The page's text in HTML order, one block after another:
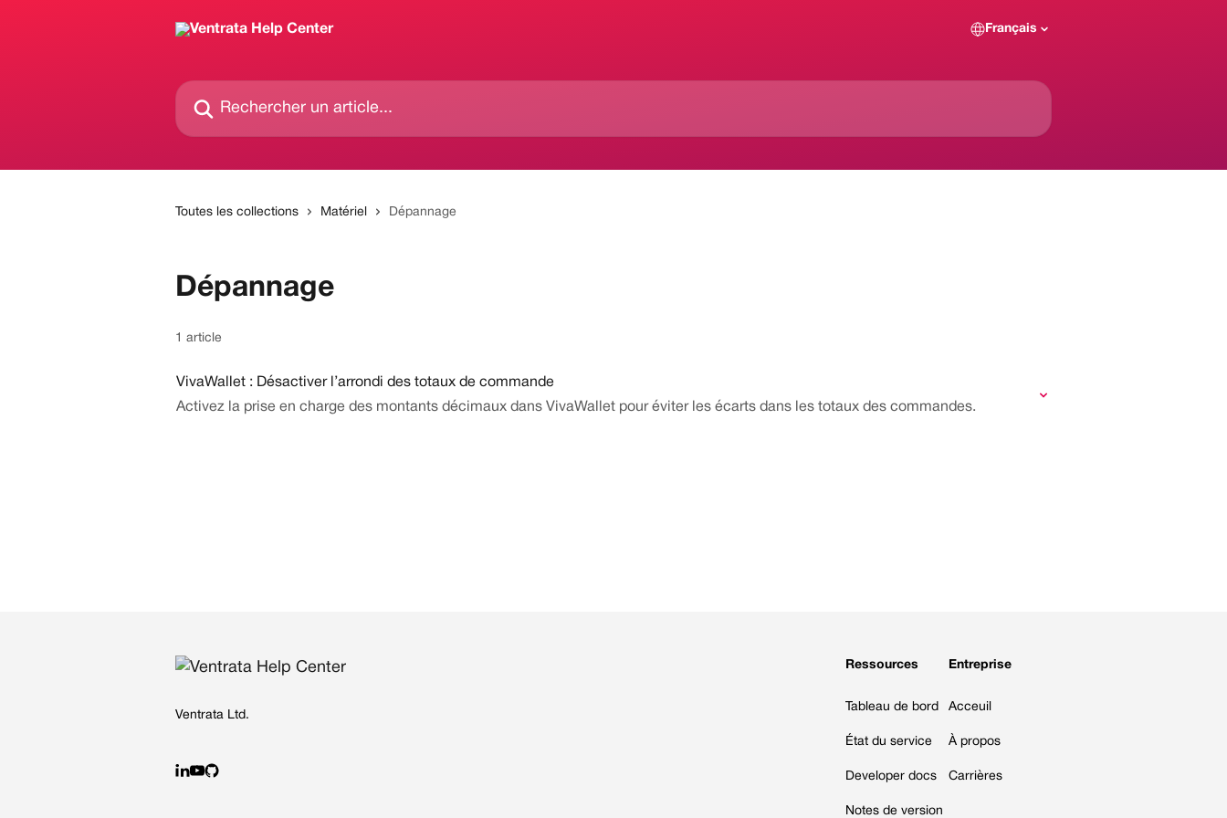
Français
Rechercher un article...
Toutes les collections Matériel Dépannage
Dépannage
1 article
VivaWallet : Désactiver l’arrondi des totaux de commande
Activez la prise en charge des montants décimaux dans VivaWallet pour éviter les écarts dans les totaux des commandes.
Ventrata Ltd.
Ressources
Tableau de bord
État du service
Developer docs
Notes de version
Entreprise
Acceuil
À propos
Carrières